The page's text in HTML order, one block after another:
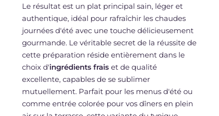
Le résultat est un plat principal sain, léger et
authentique, idéal pour rafraîchir les chaudes
journées d'été avec une touche délicieusement
gourmande. Le véritable secret de la réussite de
cette préparation réside entièrement dans le
choix d'ingrédients fraiset de qualité
excellente, capables de se sublimer
mutuellement. Parfait pour les menus d'été ou
comme entrée colorée pour vos dîners en plein